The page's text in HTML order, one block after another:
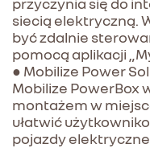
siecią elektryczną.
być zdalnie
pomocą aplikacji
● Mobilize Power
Mobilize PowerBox
montażem w
ułatwić
pojazdy